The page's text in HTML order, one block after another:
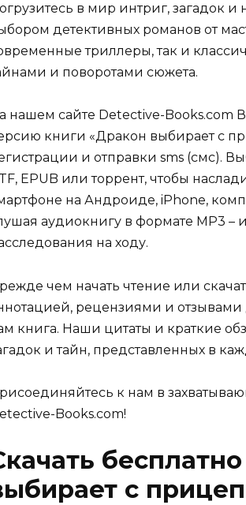
в мир интриг, загадок
детективных романов от
триллеры, так и
и поворотами сюжета.
нашем сайте Detective-Books.com
книги «Дракон выбирает с
и отправки sms (смс).
EPUB или торрент, чтобы
на Андроиде, iPhone,
аудиокнигу в формате MP3 –
на ходу.
чем начать чтение или
рецензиями и отзывами
книга. Наши цитаты и краткие
и тайн, представленных в
к нам в
Books.com!
с